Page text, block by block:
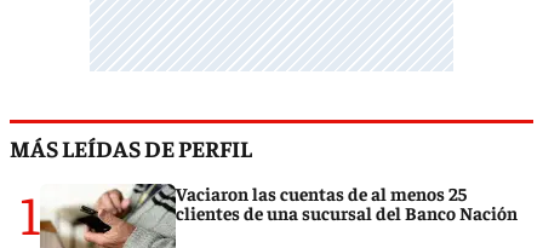
MÁS LEÍDAS DE PERFIL
1
Vaciaron las cuentas de al menos 25
clientes de una sucursal del Banco Nación